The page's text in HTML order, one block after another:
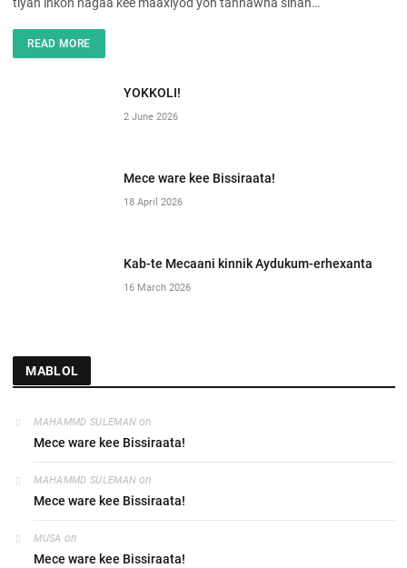
READ MORE
YOKKOLI!
2 June 2026
Mece ware kee Bissiraata!
18 April 2026
Kab-te Mecaani kinnik Aydukum-erhexanta
16 March 2026
MABLOL
MAHAMMD SULEMAN on
Mece ware kee Bissiraata!
MAHAMMD SULEMAN on
Mece ware kee Bissiraata!
MUSA on
Mece ware kee Bissiraata!